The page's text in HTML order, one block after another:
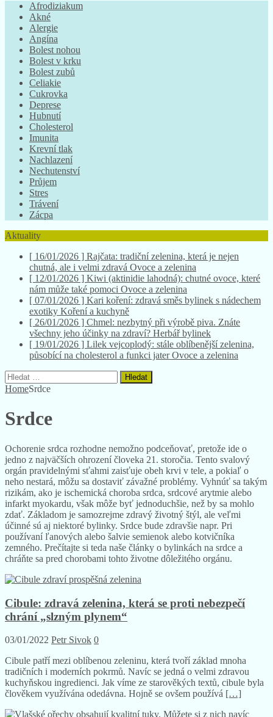
Afrodiziakum
Akné
Alergie
Angína
Bolest nohou
Bolest v krku
Bolest zubů
Celiakie
Cukrovka
Deprese
Hubnutí
Cholesterol
Imunita
Krevní tlak
Nachlazení
Nechutenství
Průjem
Stres
Trávení
Zácpa
Aktuality
[ 16/01/2026 ] Rajčata: tradiční zelenina, která je nejen
chutná, ale i velmi zdravá Ovoce a zelenina
[ 12/01/2026 ] Kiwi (aktinidie lahodná): chutné ovoce, které
nám může také pomoci Ovoce a zelenina
[ 07/01/2026 ] Kari koření: zdravá směs bylinek s nádechem
exotiky Koření a kuchyně
[ 26/01/2026 ] Chmel: nezbytný při výrobě piva. Znáte
všechny jeho účinky na zdraví? Herbář bylinek
[ 19/01/2026 ] Lilek vejcoplodý: stále oblíbenější zelenina,
působící na cholesterol a funkci jaterOvoce a zelenina
Vyhledávání
HomeSrdce
Srdce
Ochorenie srdca rozhodne nemožno podceňovať, pretože ide o
jedno z najväčších ohrození človeka 21. storočia. Tento svalový
orgán pravidelnými sťahmi zaisťuje obeh krvi v tele, a pokiaľ o
neho nestará, môžu sa dostaviť závažné problémy. Vyhnúť sa takým
rizikám, ako je ischemická choroba srdca, srdcové arytmie alebo
infarkt myokardu, však môže byť jednoduchšie, než by sa mohlo
zdať. Základom je samozrejme zdravý životný štýl, ale veľmi
účinné sú aj niektoré bylinky. Srdce bude zdravšie napr. Pri
používaní ľanových alebo šalvie semienok alebo kotvičníka
zemného. Prečítajte si teda naše články o bylinkách na srdce a
chráňte sa pred chorobami tohto životne dôležitého orgánu.
Cibule: zdravá zelenina, která se proti nebezpečí
chrání „slzným plynem“
03/01/2022 Petr Sivok 0
Cibule patří mezi oblíbenou zeleninu, která tvoří základ mnoha
tradičních i moderních pokrmů. Navíc se jedná o velmi zdravou
kuchyňskou ingredienci. Jak víme ze starověkých textů, cibule byla
člověkem využívána odedávna. Hojně se ovšem používá […]